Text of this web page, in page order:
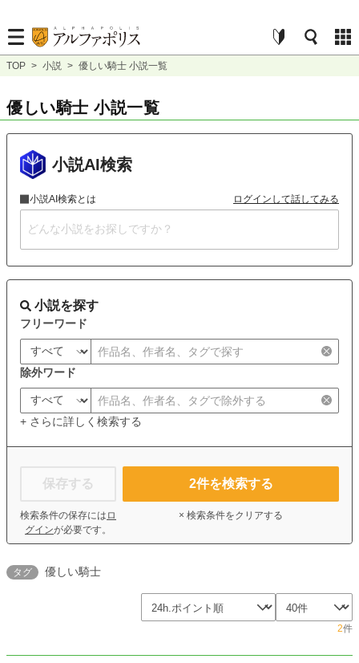
TOP > 小説 > 優しい騎士 小説一覧
優しい騎士 小説一覧
小説AI検索
小説AI検索とは ログインして話してみる
小説を探す
フリーワード
除外ワード
+ さらに詳しく検索する
保存する
検索条件の保存には ロ
グインが必要です。
2件を検索する
× 検索条件をクリアする
タグ 優しい騎士
2件